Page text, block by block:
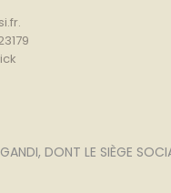
GANDI, DONT LE SIÈGE